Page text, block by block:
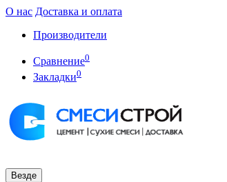
О нас Доставка и оплата
Производители
Сравнение0
Закладки0
Везде